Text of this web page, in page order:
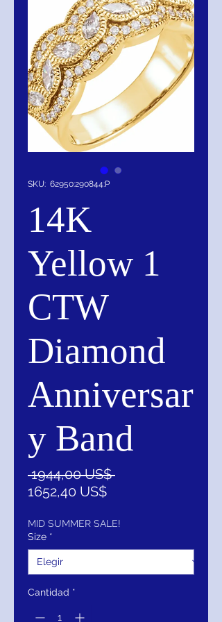
SKU: 62950:290844:P
14K
Yellow 1
CTW
Diamond
Anniversar
y Band
1944,00 US$ Precio
1652,40 US$Precio
oferta
MID SUMMER SALE!
Size *
Cantidad *